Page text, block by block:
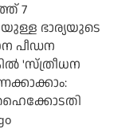
7
ഭാര്യയുടെ
പീഡന
'സ്ത്രീധന